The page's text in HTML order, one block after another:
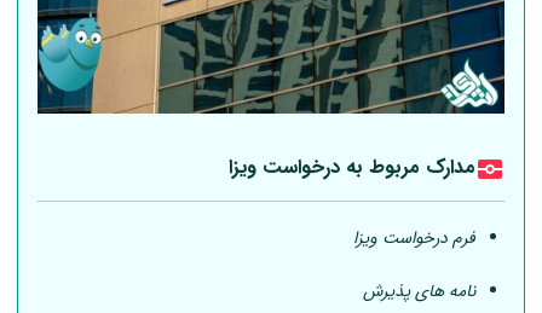
مدارک مربوط به درخواست ویزا
فرم درخواست ویزا
نامه های پذیرش